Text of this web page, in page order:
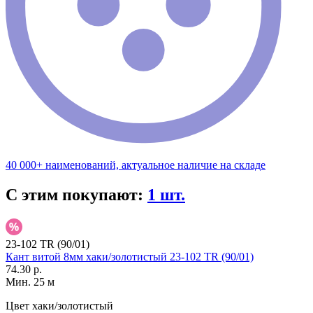
40 000+ наименований, актуальное наличие на складе
С этим покупают: 1 шт.
23-102 TR (90/01)
Кант витой 8мм хаки/золотистый 23-102 TR (90/01)
74.30 р.
Мин. 25 м
Цвет хаки/золотистый